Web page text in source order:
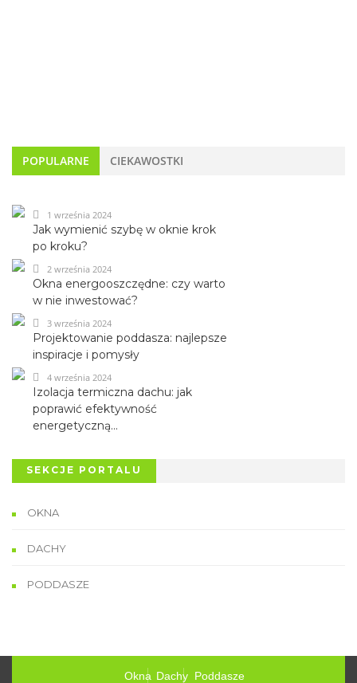
POPULARNE CIEKAWOSTKI
Jak wymienić szybę w oknie krok
po kroku?
1 września 2024
Okna energooszczędne: czy warto
w nie inwestować?
2 września 2024
Projektowanie poddasza: najlepsze
inspiracje i pomysły
3 września 2024
Izolacja termiczna dachu: jak
poprawić efektywność
energetyczną...
4 września 2024
SEKCJE PORTALU
OKNA
DACHY
PODDASZE
Okna Dachy Poddasze